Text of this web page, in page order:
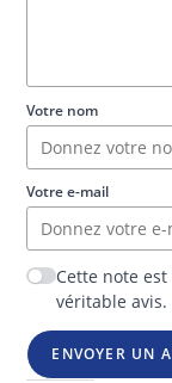
Votre nom
Votre e-mail
Cette note
véritable avis.
ENVOYER UN